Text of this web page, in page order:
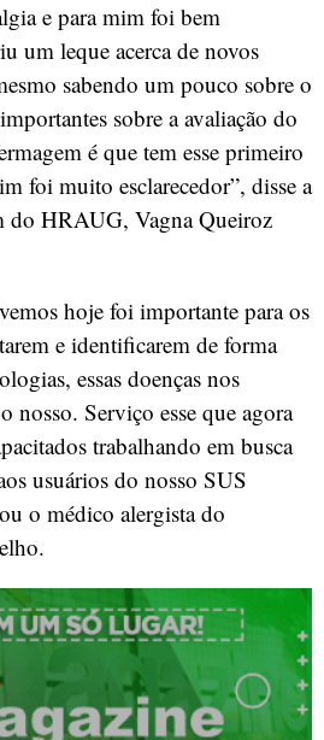
e para mim foi bem
um leque acerca de novos
sabendo um pouco sobre o
sobre a avaliação do
é que tem esse primeiro
foi muito esclarecedor”, disse a
do HRAUG, Vagna Queiroz
hoje foi importante para os
e identificarem de forma
essas doenças nos
nosso. Serviço esse que agora
trabalhando em busca
usuários do nosso SUS
o médico alergista do